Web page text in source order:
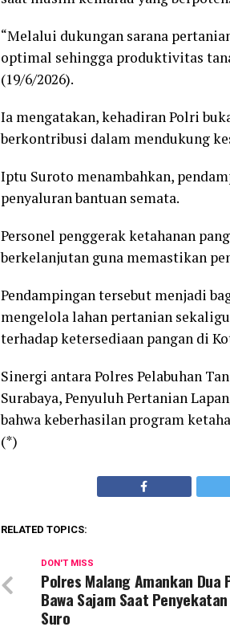
“Melalui dukungan sarana
optimal sehingga produktivitas
(19/6/2026).
Ia mengatakan, kehadiran Polri
berkontribusi dalam mendukung
Iptu Suroto menambahkan,
penyaluran bantuan semata.
Personel penggerak ketahanan
berkelanjutan guna memastikan
Pendampingan tersebut menjadi
mengelola lahan pertanian
terhadap ketersediaan pangan di
Sinergi antara Polres Pelabuhan
Surabaya, Penyuluh Pertanian
bahwa keberhasilan program
(*)
RELATED TOPICS:
DON'T MISS
Polres Malang Amankan Dua
Bawa Sajam Saat Penyekatan
Suro